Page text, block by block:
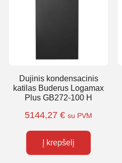
Dujinis kondensacinis
katilas Buderus Logamax
Plus GB272-100 H
5144,27 € su PVM
Į krepšelį